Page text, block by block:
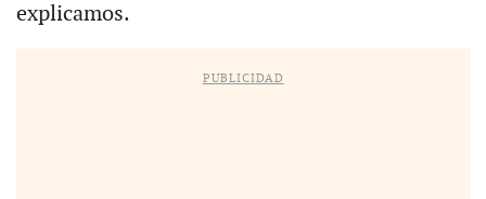
explicamos.
PUBLICIDAD